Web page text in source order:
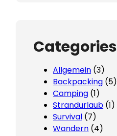
Categories
Allgemein (3)
Backpacking (5)
Camping (1)
Strandurlaub (1)
Survival (7)
Wandern (4)